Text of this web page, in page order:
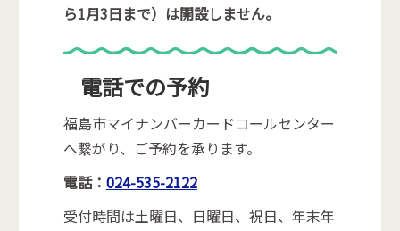
ら1月3日まで）は開設しません。
電話での予約
福島市マイナンバーカードコールセンター
へ繋がり、ご予約を承ります。
電話： 024-535-2122
受付時間は土曜日、日曜日、祝日、年末年